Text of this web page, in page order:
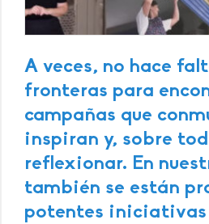
A veces, no hace
fronteras para
campañas que
inspiran y, sobre
reflexionar. En
también se están
potentes iniciativas